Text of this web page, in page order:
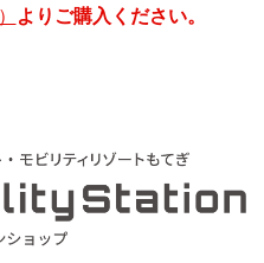
よりご購入ください。